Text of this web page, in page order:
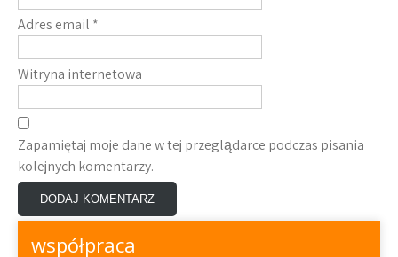
Adres email *
Witryna internetowa
Zapamiętaj moje dane w tej przeglądarce podczas pisania
kolejnych komentarzy.
współpraca